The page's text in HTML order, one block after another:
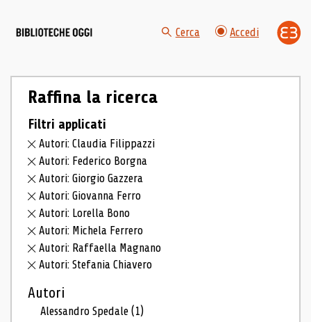
Cerca Accedi
Raffina la ricerca
Filtri applicati
Autori: Claudia Filippazzi
Autori: Federico Borgna
Autori: Giorgio Gazzera
Autori: Giovanna Ferro
Autori: Lorella Bono
Autori: Michela Ferrero
Autori: Raffaella Magnano
Autori: Stefania Chiavero
Autori
Alessandro Spedale(1)